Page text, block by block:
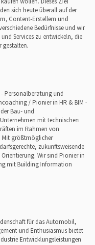
sich heute überall auf der
Content-Erstellern und
Bedürfnisse und wir
Services zu entwickeln, die
gestalten.
- Personalberatung und
/ Pionier in HR & BIM -
Bau- und
mit technischen
im Rahmen von
Mit größtmöglicher
zukunftsweisende
Wir sind Pionier in
mit Building Information
für das Automobil,
und Enthusiasmus bietet
Entwicklungsleistungen